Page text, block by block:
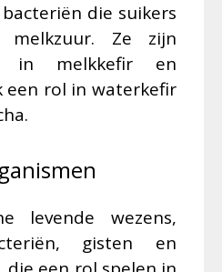
die suikers
Ze zijn
in melkkefir en
een rol in waterkefir
levende wezens,
gisten en